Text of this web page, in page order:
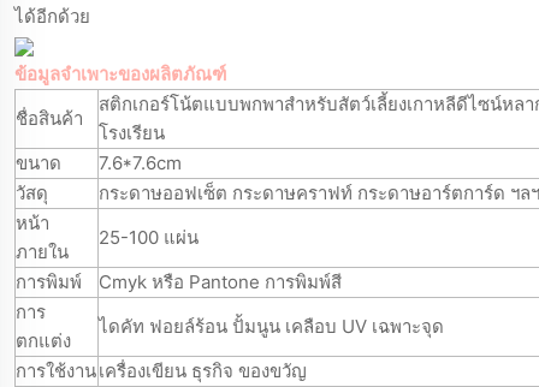
ได้อีกด้วย
ข้อมูลจำเพาะของผลิตภัณฑ์
ชื่อสินค้า
สติกเกอร์โน้ตแบบพกพาสำหรับสัตว์เลี้ยงเกาหลีดีไซน์หล
โรงเรียน
ขนาด
7.6*7.6cm
วัสดุ
กระดาษออฟเซ็ต กระดาษคราฟท์ กระดาษอาร์ตการ์ด ฯลฯ
หน้า
ภายใน
25-100 แผ่น
การพิมพ์
Cmyk หรือ Pantone การพิมพ์สี
การ
ตกแต่ง
ไดคัท ฟอยล์ร้อน ปั้มนูน เคลือบ UV เฉพาะจุด
การใช้งานเครื่องเขียน ธุรกิจ ของขวัญ